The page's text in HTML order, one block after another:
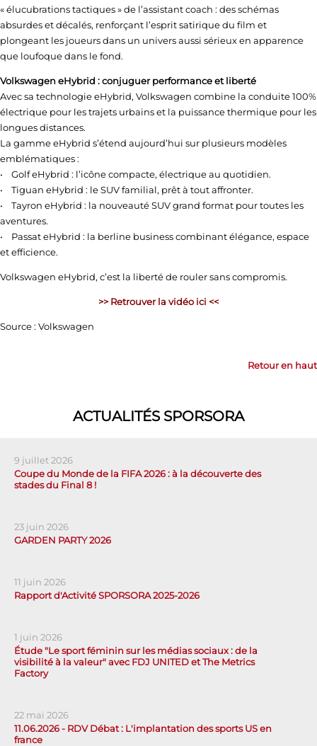
« élucubrations tactiques » de l’assistant coach : des schémas
absurdes et décalés, renforçant l’esprit satirique du film et
plongeant les joueurs dans un univers aussi sérieux en apparence
que loufoque dans le fond.
Volkswagen eHybrid : conjuguer performance et liberté
Avec sa technologie eHybrid, Volkswagen combine la conduite 100%
électrique pour les trajets urbains et la puissance thermique pour les
longues distances.
La gamme eHybrid s’étend aujourd’hui sur plusieurs modèles
emblématiques :
• Golf eHybrid : l’icône compacte, électrique au quotidien.
• Tiguan eHybrid : le SUV familial, prêt à tout affronter.
• Tayron eHybrid : la nouveauté SUV grand format pour toutes les
aventures.
• Passat eHybrid : la berline business combinant élégance, espace
et efficience.
Volkswagen eHybrid, c’est la liberté de rouler sans compromis.
>> Retrouver la vidéo ici <<
Source : Volkswagen
Retour en haut
ACTUALITÉS SPORSORA
9 juillet 2026
Coupe du Monde de la FIFA 2026 : à la découverte des
stades du Final 8 !
23 juin 2026
GARDEN PARTY 2026
11 juin 2026
Rapport d'Activité SPORSORA 2025-2026
1 juin 2026
Étude "Le sport féminin sur les médias sociaux : de la
visibilité à la valeur" avec FDJ UNITED et The Metrics
Factory
22 mai 2026
11.06.2026 - RDV Débat : L'implantation des sports US en
france